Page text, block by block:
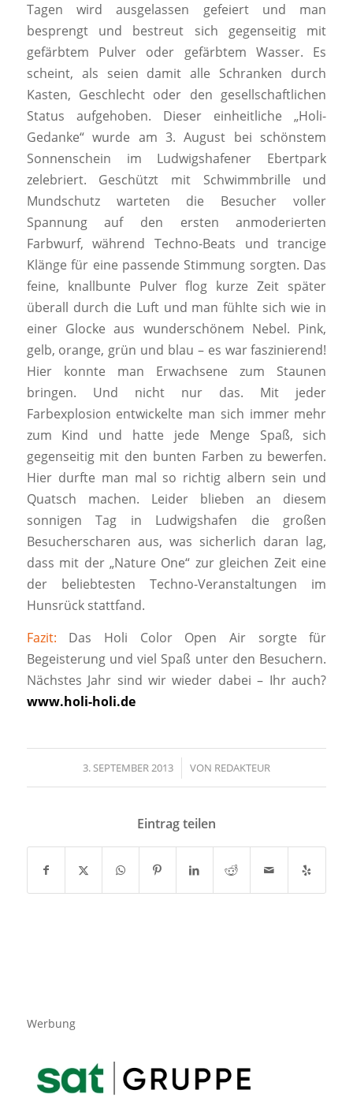
Tagen wird ausgelassen gefeiert und man
besprengt und bestreut sich gegenseitig mit
gefärbtem Pulver oder gefärbtem Wasser. Es
scheint, als seien damit alle Schranken durch
Kasten, Geschlecht oder den gesellschaftlichen
Status aufgehoben. Dieser einheitliche „Holi-
Gedanke“ wurde am 3. August bei schönstem
Sonnenschein im Ludwigshafener Ebertpark
zelebriert. Geschützt mit Schwimmbrille und
Mundschutz warteten die Besucher voller
Spannung auf den ersten anmoderierten
Farbwurf, während Techno-Beats und trancige
Klänge für eine passende Stimmung sorgten. Das
feine, knallbunte Pulver flog kurze Zeit später
überall durch die Luft und man fühlte sich wie in
einer Glocke aus wunderschönem Nebel. Pink,
gelb, orange, grün und blau – es war faszinierend!
Hier konnte man Erwachsene zum Staunen
bringen. Und nicht nur das. Mit jeder
Farbexplosion entwickelte man sich immer mehr
zum Kind und hatte jede Menge Spaß, sich
gegenseitig mit den bunten Farben zu bewerfen.
Hier durfte man mal so richtig albern sein und
Quatsch machen. Leider blieben an diesem
sonnigen Tag in Ludwigshafen die großen
Besucherscharen aus, was sicherlich daran lag,
dass mit der „Nature One“ zur gleichen Zeit eine
der beliebtesten Techno-Veranstaltungen im
Hunsrück stattfand.
Fazit: Das Holi Color Open Air sorgte für
Begeisterung und viel Spaß unter den Besuchern.
Nächstes Jahr sind wir wieder dabei – Ihr auch?
www.holi-holi.de
3. SEPTEMBER 2013
/ VON REDAKTEUR
Eintrag teilen
Werbung